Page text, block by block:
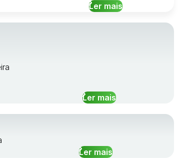
Ler mais
Ler mais
Ler mais